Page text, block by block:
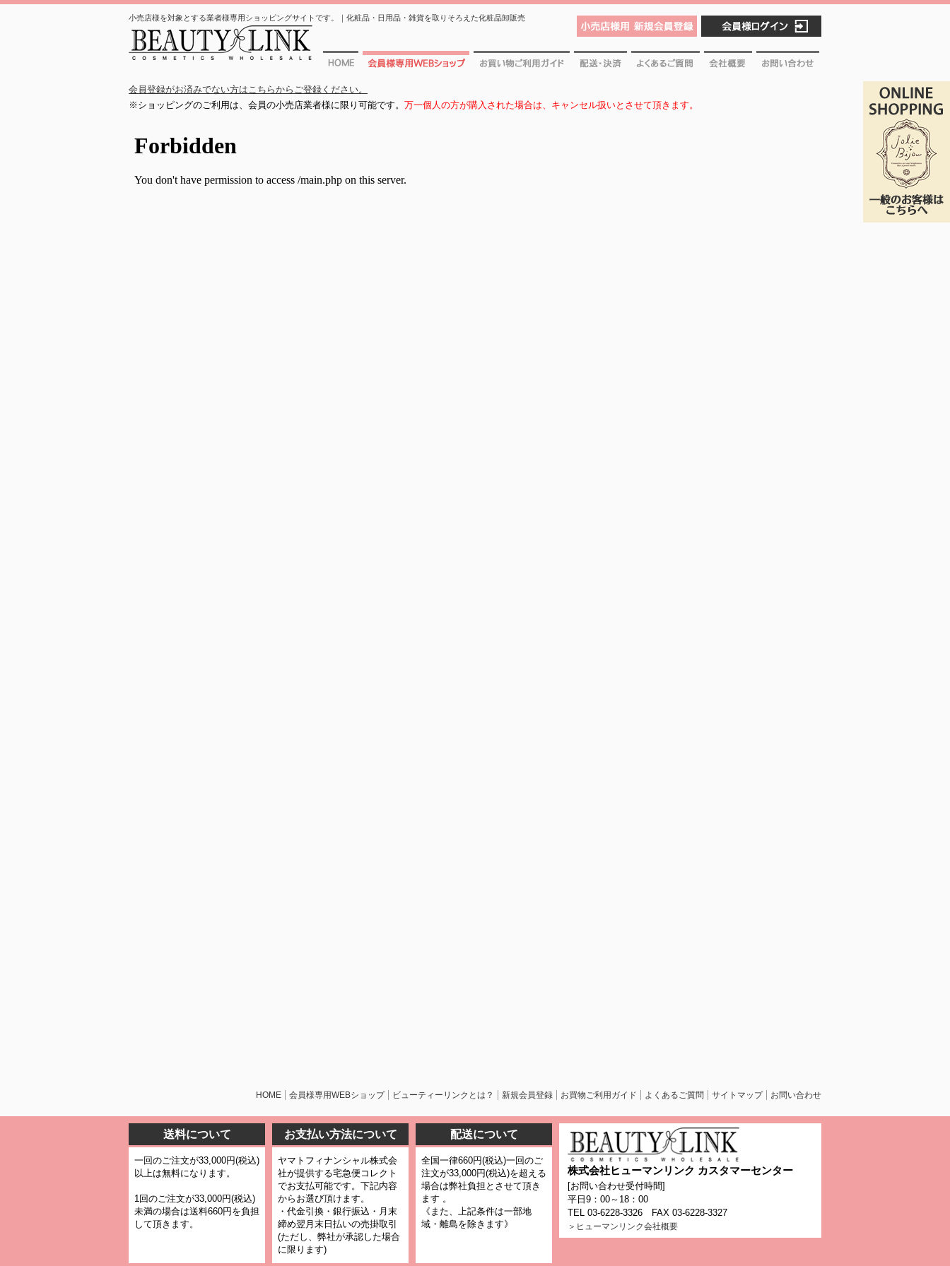
小売店様を対象とする業者様専用ショッピングサイトです。｜化粧品・日用品・雑貨を取りそろえた化粧品卸販売
ホーム
会員登録がお済みでない方はこちらからご登録ください。
※ショッピングのご利用は、会員の小売店業者様に限り可能です。 万一個人の方が購入された場合は、キャンセル扱いとさせて頂きます。
HOME 会員様専用WEBショップ ビューティーリンクとは？ 新規会員登録 お買物ご利用ガイド よくあるご質問 サイトマップ お問い合わせ
送料について
一回のご注文が33,000円(税込)
以上は無料になります。
1回のご注文が33,000円(税込)
未満の場合は送料660円を負担
して頂きます。
お支払い方法について
ヤマトフィナンシャル株式会
社が提供する宅急便コレクト
でお支払可能です。下記内容
からお選び頂けます。
・代金引換・銀行振込・月末
締め翌月末日払いの売掛取引
(ただし、弊社が承認した場合
に限ります)
配送について
全国一律660円(税込)一回のご
注文が33,000円(税込)を超える
場合は弊社負担とさせて頂き
ます 。
《また、上記条件は一部地
域・離島を除きます》
株式会社ヒューマンリンク カスタマーセンター
[お問い合わせ受付時間]
平日9：00～18：00
TEL 03-6228-3326 FAX 03-6228-3327
＞ヒューマンリンク会社概要